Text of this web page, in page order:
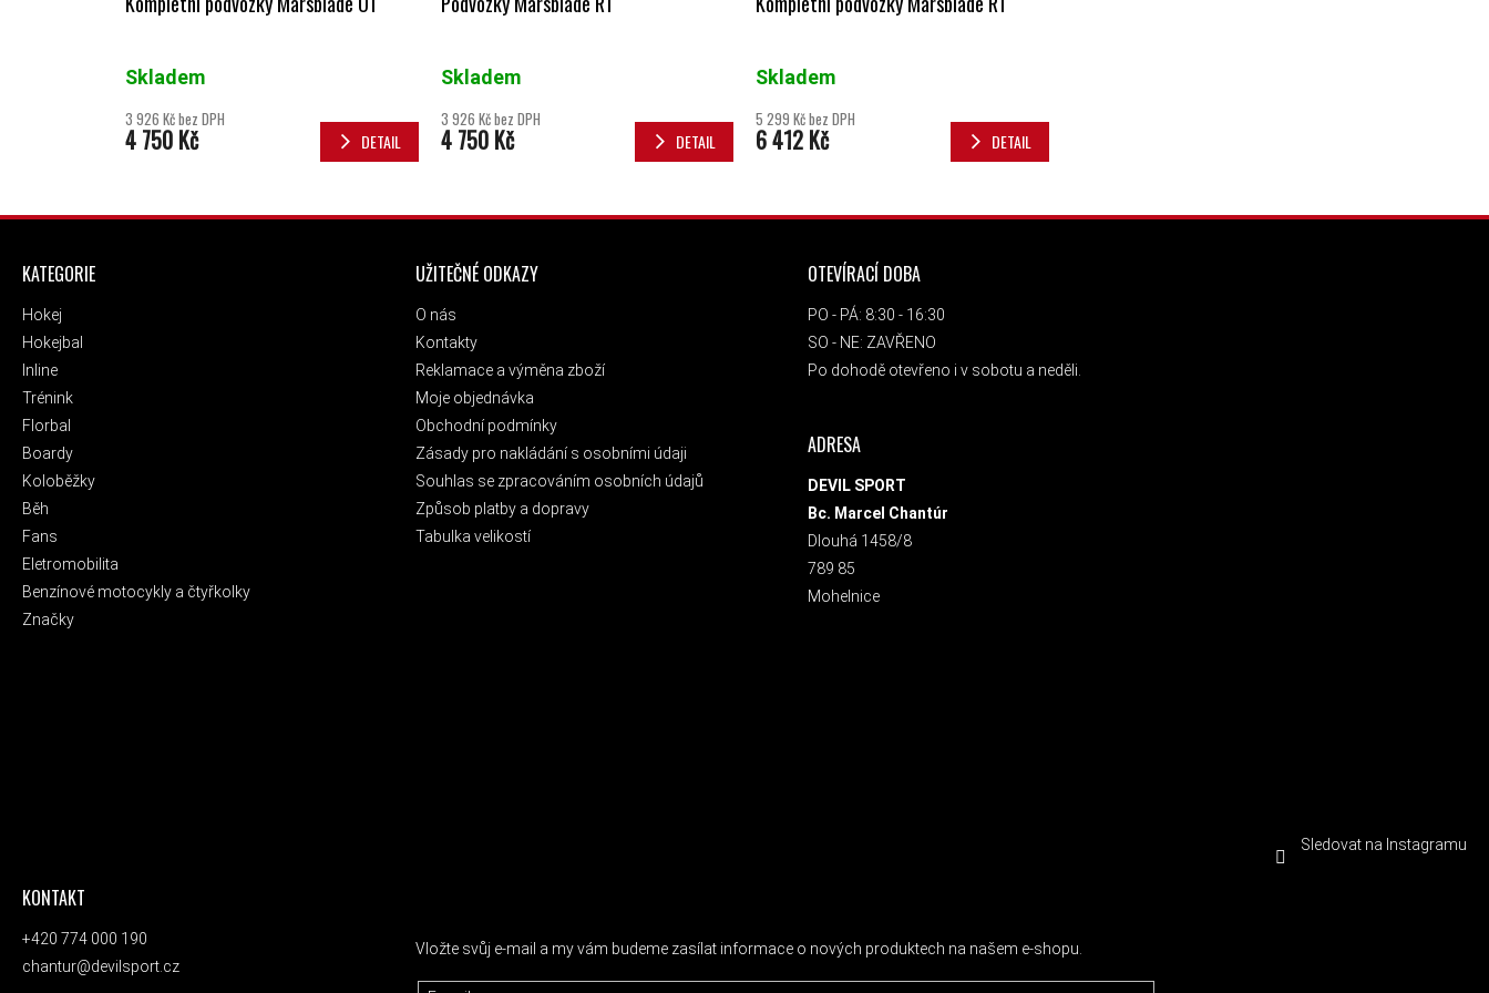
Skladem
3 926 Kč bez DPH
4 750 Kč DETAIL
Skladem
3 926 Kč bez DPH
4 750 Kč DETAIL
Skladem
5 299 Kč bez DPH
6 412 Kč DETAIL
ZÁPATÍ
KATEGORIE
Hokej
Hokejbal
Inline
Trénink
Florbal
Boardy
Koloběžky
Běh
Fans
Eletromobilita
Benzínové motocykly a čtyřkolky
Značky
UŽITEČNÉ ODKAZY
O nás
Kontakty
Reklamace a výměna zboží
Moje objednávka
Obchodní podmínky
Zásady pro nakládání s osobními údaji
Souhlas se zpracováním osobních údajů
Způsob platby a dopravy
Tabulka velikostí
OTEVÍRACÍ DOBA
PO - PÁ: 8:30 - 16:30
SO - NE: ZAVŘENO
Po dohodě otevřeno i v sobotu a neděli.
ADRESA
DEVIL SPORT
Bc. Marcel Chantúr
Dlouhá 1458/8
789 85
Mohelnice
Sledovat na Instagramu
KONTAKT
+420 774 000 190
chantur@devilsport.cz
Vložte svůj e-mail a my vám budeme zasílat informace o nových produktech na našem e-shopu.